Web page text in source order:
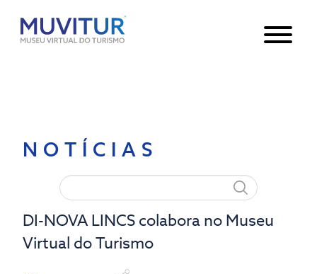
Notice: Undefined index: HTTP_ACCEPT_LANGUAGE in
/var/www/html/core/main/App.php
NOTÍCIAS
DI-NOVA LINCS colabora no Museu
Virtual do Turismo